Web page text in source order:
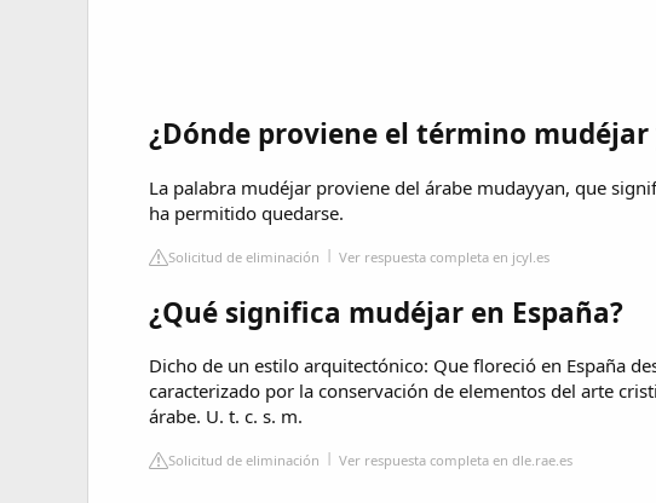
¿Dónde proviene el término
La palabra mudéjar proviene del árabe mudayyan, que
ha permitido quedarse.
Solicitud de eliminación Ver respuesta completa en jcyl.es
¿Qué significa mudéjar en España?
Dicho de un estilo arquitectónico: Que floreció en España
caracterizado por la conservación de elementos del arte
árabe. U. t. c. s. m.
Solicitud de eliminación Ver respuesta completa en dle.rae.es